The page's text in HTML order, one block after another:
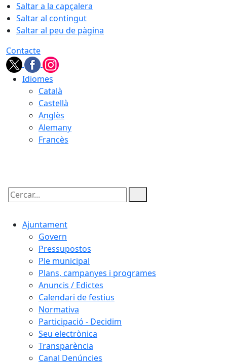
Saltar a la capçalera
Saltar al contingut
Saltar al peu de pàgina
Contacte
Idiomes
Català
Castellà
Anglès
Alemany
Francès
Cercar:
Ajuntament
Govern
Pressupostos
Ple municipal
Plans, campanyes i programes
Anuncis / Edictes
Calendari de festius
Normativa
Participació - Decidim
Seu electrònica
Transparència
Canal Denúncies